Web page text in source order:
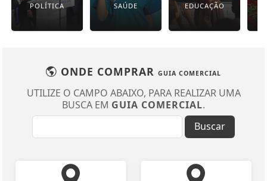
POLÍTICA SAÚDE EDUCAÇÃO
ONDE COMPRAR GUIA COMERCIAL
UTILIZE O CAMPO ABAIXO, PARA REALIZAR UMA
BUSCA EM GUIA COMERCIAL.
Buscar